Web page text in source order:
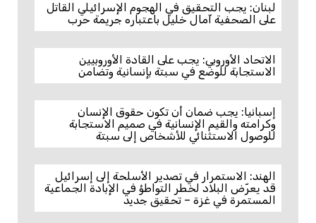
لبنان: يجب التحقيق في الهجوم الإسرائيلي القاتل
على الصحفية آمال خليل باعتباره جريمة حرب
الاتحاد الأوروبي: يجب على القادة الأوروبيين
الاستجابة للوضع في سبتة بإنسانية وتضامن
إسبانيا: يجب ضمان أن تكون حقوق الإنسان
وكرامته والقيم الإنسانية في صميم الاستجابة
للوصول الاستثنائي للأشخاص إلى سبتة
الهند: الاستمرار في تصدير الأسلحة إلى إسرائيل
قد يعرّض البلاد لخطر التواطؤ في الإبادة الجماعية
المستمرة في غزة – تحقيق جديد